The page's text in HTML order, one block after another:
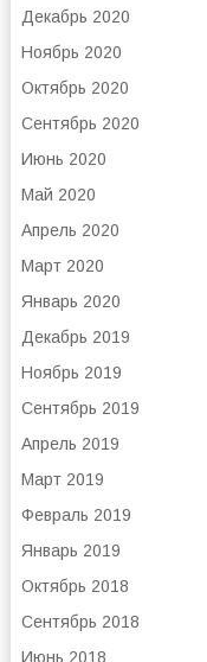
Декабрь 2020
Ноябрь 2020
Октябрь 2020
Сентябрь 2020
Июнь 2020
Май 2020
Апрель 2020
Март 2020
Январь 2020
Декабрь 2019
Ноябрь 2019
Сентябрь 2019
Апрель 2019
Март 2019
Февраль 2019
Январь 2019
Октябрь 2018
Сентябрь 2018
Июнь 2018